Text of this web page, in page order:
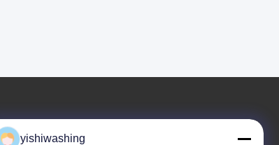
ที่อยู่ของเรา
yishiwashing